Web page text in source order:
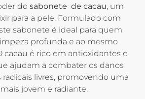
do sabonete de cacau, um
para a pele. Formulado com
sabonete é ideal para quem
profunda e ao mesmo
cacau é rico em antioxidantes e
ajudam a combater os danos
radicais livres, promovendo uma
jovem e radiante.